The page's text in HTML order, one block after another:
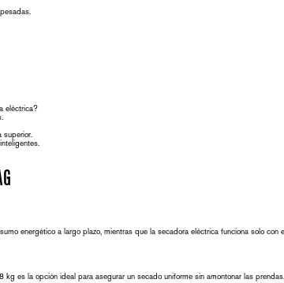
eléctrica?
superior.
.
energético a largo plazo, mientras que la secadora eléctrica funciona solo con
kg es la opción ideal para asegurar un secado uniforme sin amontonar las prendas.